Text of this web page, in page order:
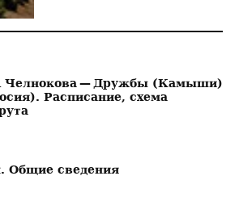
Челнокова — Дружбы (Камыши)
Расписание, схема
Общие сведения